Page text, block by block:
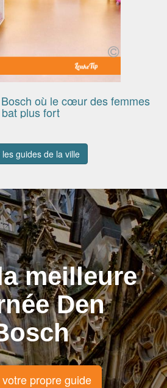
où le cœur des femmes
bat plus fort
les guides de la ville
meilleure
Den
propre guide